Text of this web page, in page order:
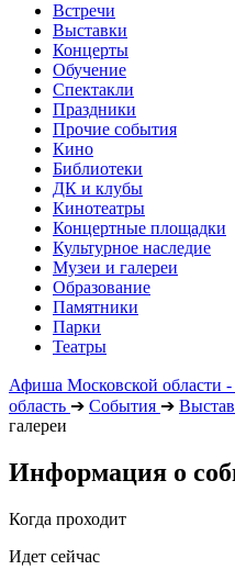
Встречи
Выставки
Концерты
Обучение
Спектакли
Праздники
Прочие события
Кино
Библиотеки
ДК и клубы
Кинотеатры
Концертные площадки
Культурное наследие
Музеи и галереи
Образование
Памятники
Парки
Театры
Афиша Московской области -
область ➔ События ➔
галереи
Информация о
Когда проходит
Идет сейчас